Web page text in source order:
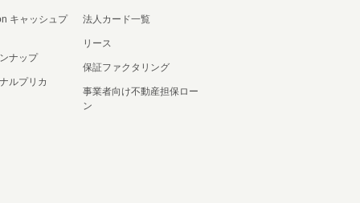
キャッシュプ
ナップ
ルプリカ
法人カード一覧
リース
保証ファクタリング
事業者向け不動産担保ロー
ン